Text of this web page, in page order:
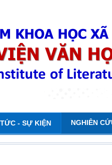
- SỰ KIỆN NGHIÊN